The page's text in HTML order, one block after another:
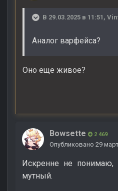
В 29.03.2025 в 11:51,
Аналог варфейса?
Оно еще живое?
Bowsette 2 469
Опубликовано 29
Искренне не понимаю,
мутный.